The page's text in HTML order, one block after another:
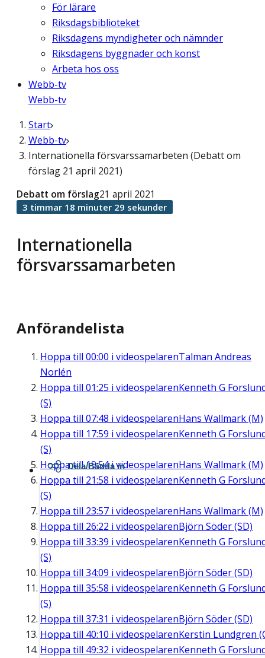
För lärare
Riksdagsbiblioteket
Riksdagens myndigheter och nämnder
Riksdagens byggnader och konst
Arbeta hos oss
Webb-tv
Webb-tv
Start
Webb-tv
Internationella försvarssamarbeten (Debatt om
förslag 21 april 2021)
Internationella
försvarssamarbeten
Debatt om förslag21 april 2021
3 timmar 18 minuter 29 sekunder
Anförandelista
Hoppa till 00:00 i videospelarenTalman Andreas
Norlén
Hoppa till 01:25 i videospelarenKenneth G
(S)
Hoppa till 07:48 i videospelarenHans Wallmark (M)
Hoppa till 17:59 i videospelarenKenneth G
(S)
Hoppa till19:54i videospelarenHans Wallmark (M)
Hoppa till 21:58 i videospelarenKenneth G
(S)
Hoppa till 23:57 i videospelarenHans Wallmark (M)
Hoppa till 26:22 i videospelarenBjörn Söder (SD)
Hoppa till 33:39 i videospelarenKenneth G
(S)
Hoppa till 34:09 i videospelarenBjörn Söder (SD)
Hoppa till 35:58 i videospelarenKenneth G
(S)
Hoppa till 37:31 i videospelarenBjörn Söder (SD)
Hoppa till 40:10 i videospelarenKerstin Lundgren
Hoppa till 49:32 i videospelarenKenneth G
Dela/Bädda in